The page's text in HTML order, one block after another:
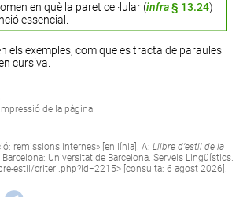
en què la paret cel·lular (infra§ 13.24)
essencial.
els exemples, com que es tracta de paraules
cursiva.
Impressió de la pàgina
remissions internes» [en línia]. A: Llibre d’estil de la
Barcelona: Universitat de Barcelona. Serveis Lingüístics.
estil/criteri.php?id=2215> [consulta: 6 agost 2026].